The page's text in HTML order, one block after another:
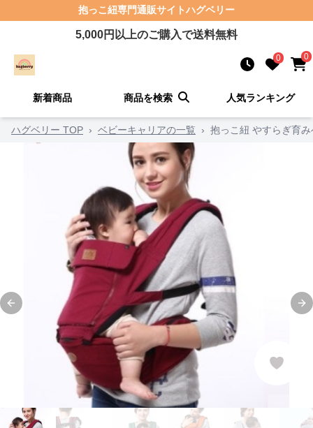
抱っこ紐専門通販サイトハグベリー
5,000円以上のご購入で送料無料
0 0
新着商品 商品を検索 人気ランキング
ハグベリー TOP › ベビーキャリアの一覧 › 抱っこ紐 やすらぎ育
Previous slide